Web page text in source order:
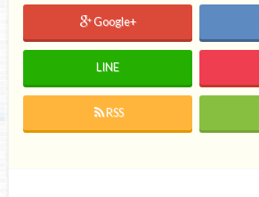
Google+
LINE
RSS